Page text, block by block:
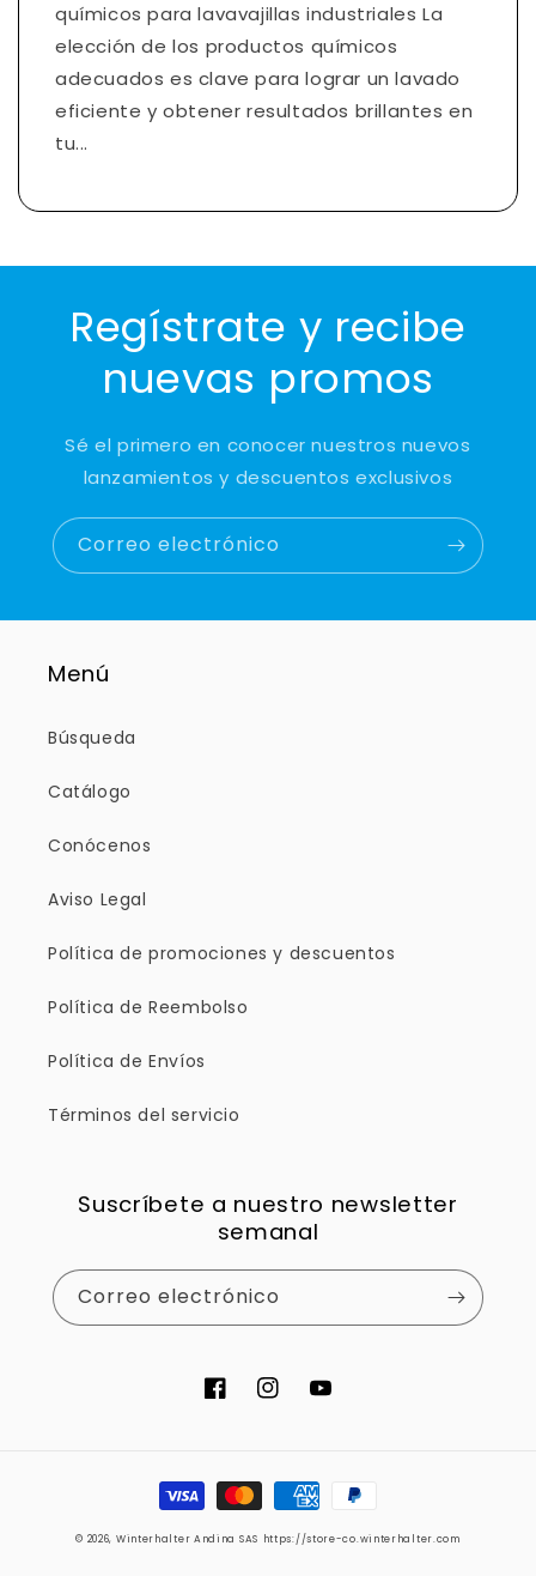
químicos para lavavajillas industriales La
elección de los productos químicos
adecuados es clave para lograr un lavado
eficiente y obtener resultados brillantes en
tu...
Regístrate y recibe
nuevas promos
Sé el primero en conocer nuestros nuevos
lanzamientos y descuentos exclusivos
Correo electrónico
Menú
Búsqueda
Catálogo
Conócenos
Aviso Legal
Política de promociones y descuentos
Política de Reembolso
Política de Envíos
Términos del servicio
Suscríbete a nuestro newsletter
semanal
Correo electrónico
FacebookInstagramYouTube
Formas
de
pago
© 2026, Winterhalter Andina SAS https://store-co.winterhalter.com